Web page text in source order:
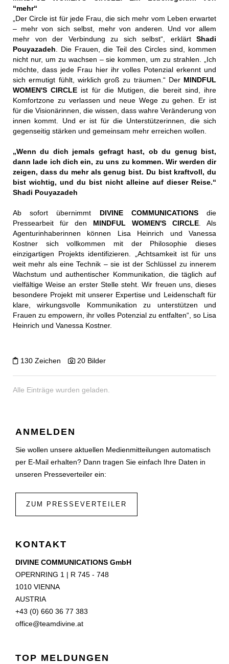
“mehr“
„Der Circle ist für jede Frau, die sich mehr vom Leben erwartet
– mehr von sich selbst, mehr von anderen. Und vor allem
mehr von der Verbindung zu sich selbst“, erklärt Shadi
Pouyazadeh. Die Frauen, die Teil des Circles sind, kommen
nicht nur, um zu wachsen – sie kommen, um zu strahlen. „Ich
möchte, dass jede Frau hier ihr volles Potenzial erkennt und
sich ermutigt fühlt, wirklich groß zu träumen.“ Der MINDFUL
WOMEN'S CIRCLE ist für die Mutigen, die bereit sind, ihre
Komfortzone zu verlassen und neue Wege zu gehen. Er ist
für die Visionärinnen, die wissen, dass wahre Veränderung von
innen kommt. Und er ist für die Unterstützerinnen, die sich
gegenseitig stärken und gemeinsam mehr erreichen wollen.
„Wenn du dich jemals gefragt hast, ob du genug bist,
dann lade ich dich ein, zu uns zu kommen. Wir werden dir
zeigen, dass du mehr als genug bist. Du bist kraftvoll, du
bist wichtig, und du bist nicht alleine auf dieser Reise.“
Shadi Pouyazadeh
Ab sofort übernimmt DIVINE COMMUNICATIONSdie
Pressearbeit für den MINDFUL WOMEN'S CIRCLE. Als
Agenturinhaberinnen können Lisa Heinrich und Vanessa
Kostner sich vollkommen mit der Philosophie dieses
einzigartigen Projekts identifizieren. „Achtsamkeit ist für uns
weit mehr als eine Technik – sie ist der Schlüssel zu innerem
Wachstum und authentischer Kommunikation, die täglich auf
vielfältige Weise an erster Stelle steht. Wir freuen uns, dieses
besondere Projekt mit unserer Expertise und Leidenschaft für
klare, wirkungsvolle Kommunikation zu unterstützen und
Frauen zu empowern, ihr volles Potenzial zu entfalten“, so Lisa
Heinrich und Vanessa Kostner.
130 Zeichen 20 Bilder
Alle Einträge wurden geladen.
ANMELDEN
Sie wollen unsere aktuellen Medienmitteilungen automatisch
per E-Mail erhalten? Dann tragen Sie einfach Ihre Daten in
unseren Presseverteiler ein:
ZUM PRESSEVERTEILER
KONTAKT
DIVINE COMMUNICATIONS GmbH
OPERNRING 1 | R 745 - 748
1010 VIENNA
AUSTRIA
+43 (0) 660 36 77 383
office@teamdivine.at
TOP MELDUNGEN